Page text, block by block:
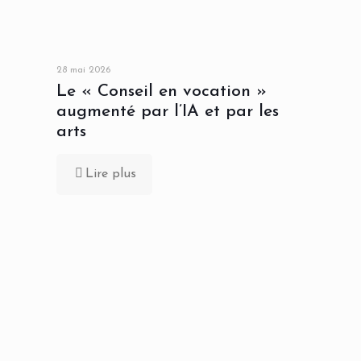
28 mai 2026
Le « Conseil en vocation »
augmenté par l’IA et par les
arts
Lire plus